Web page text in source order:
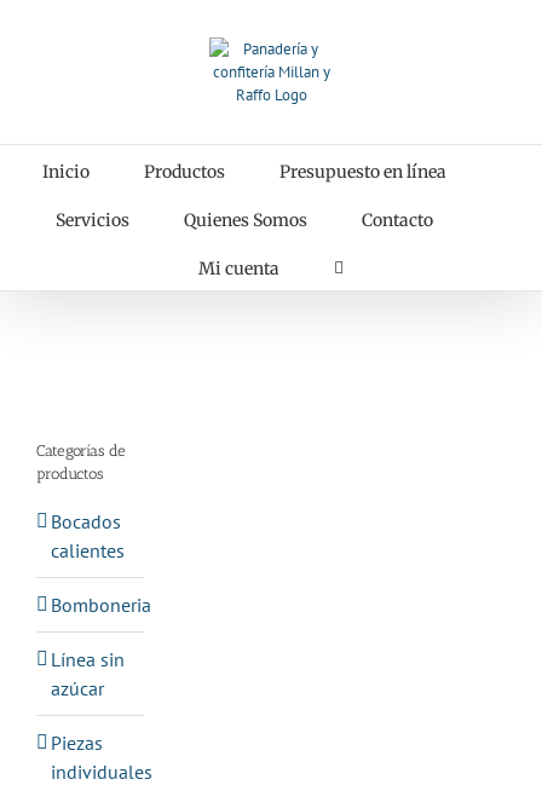
Inicio Productos Presupuesto en línea
Servicios Quienes Somos Contacto
Mi cuenta
Categorías de
productos
Bocados
calientes
Bomboneria
Línea sin
azúcar
Piezas
individuales